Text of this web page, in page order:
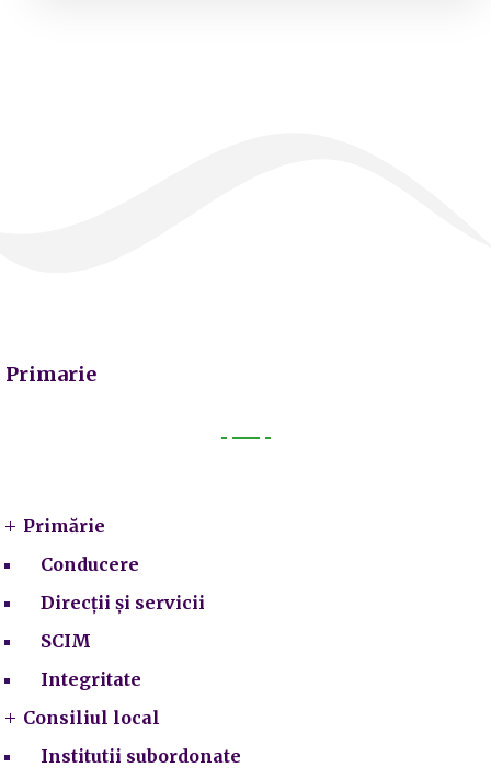
Primarie
Primărie
Conducere
Direcții și servicii
SCIM
Integritate
Consiliul local
Institutii subordonate